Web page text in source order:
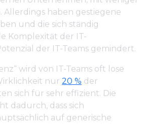
Allerdings haben gestiegene
und die sich ständig
Komplexität der IT-
der IT-Teams gemindert.
wird von IT-Teams oft lose
nur 20 % der
sich für sehr effizient. Die
dadurch, dass sich
auf generische